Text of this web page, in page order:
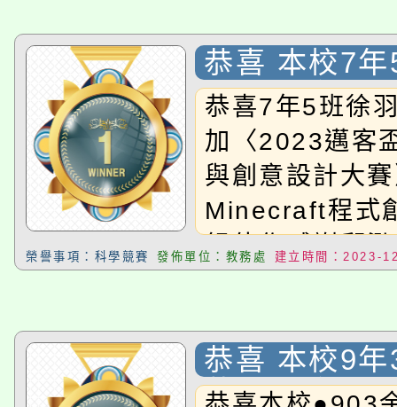
恭喜 本校7
汎 同學參加
客盃運算思
計大賽〉，
Minecraft程
國中組 佳作
恭喜7年5班徐
加〈2023邁客
與創意設計大
Minecraft程式
組佳作感謝邱
導。
榮譽事項：科學競賽 發佈單位：教務處 建立時間：2023-
恭喜 本校9
華 同學參加